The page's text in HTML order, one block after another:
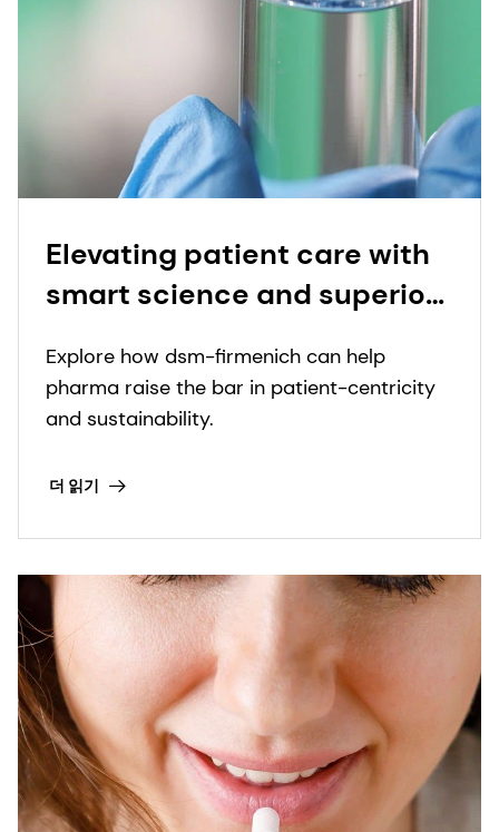
Elevating patient care with
smart science and superior
Explore how dsm-firmenich can help
pharma raise the bar in patient-centricity
and sustainability.
더 읽기